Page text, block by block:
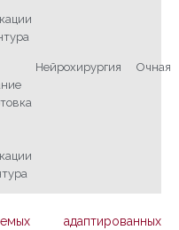
Нейрохирургия Очная
адаптированных